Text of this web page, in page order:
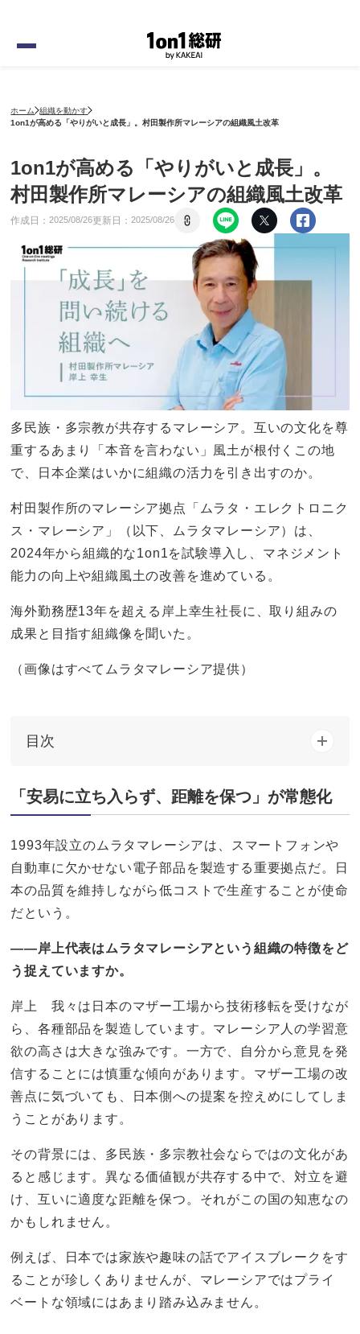
ホーム 組織を動かす
1on1が高める「やりがいと成長」。村田製作所マレーシアの組織風土改革
1on1が高める「やりがいと成長」。
村田製作所マレーシアの組織風土改革
作成日：2025/08/26更新日：2025/08/26
多民族・多宗教が共存するマレーシア。互いの文化を尊
重するあまり「本音を言わない」風土が根付くこの地
で、日本企業はいかに組織の活力を引き出すのか。
村田製作所のマレーシア拠点「ムラタ・エレクトロニク
ス・マレーシア」（以下、ムラタマレーシア）は、
2024年から組織的な1on1を試験導入し、マネジメント
能力の向上や組織風土の改善を進めている。
海外勤務歴13年を超える岸上幸生社長に、取り組みの
成果と目指す組織像を聞いた。
（画像はすべてムラタマレーシア提供）
目次
「安易に立ち入らず、距離を保つ」が常態化
1993年設立のムラタマレーシアは、スマートフォンや
自動車に欠かせない電子部品を製造する重要拠点だ。日
本の品質を維持しながら低コストで生産することが使命
だという。
——岸上代表はムラタマレーシアという組織の特徴をど
う捉えていますか。
岸上 我々は日本のマザー工場から技術移転を受けなが
ら、各種部品を製造しています。マレーシア人の学習意
欲の高さは大きな強みです。一方で、自分から意見を発
信することには慎重な傾向があります。マザー工場の改
善点に気づいても、日本側への提案を控えめにしてしま
うことがあります。
その背景には、多民族・多宗教社会ならではの文化があ
ると感じます。異なる価値観が共存する中で、対立を避
け、互いに適度な距離を保つ。それがこの国の知恵なの
かもしれません。
例えば、日本では家族や趣味の話でアイスブレークをす
ることが珍しくありませんが、マレーシアではプライ
ベートな領域にはあまり踏み込みません。